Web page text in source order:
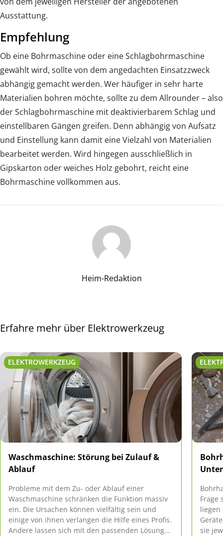
Ausstattung.
Empfehlung
Ob eine Bohrmaschine oder eine Schlagbohrmaschine
gewählt wird, sollte von dem angedachten Einsatzzweck
abhängig gemacht werden. Wer häufiger in sehr harte
Materialien bohren möchte, sollte zu dem Allrounder – also
der Schlagbohrmaschine mit deaktivierbarem Schlag und
einstellbaren Gängen greifen. Denn abhängig von Aufsatz
und Einstellung kann damit eine Vielzahl von Materialien
bearbeitet werden. Wird hingegen ausschließlich in
Gipskarton oder weiches Holz gebohrt, reicht eine
Bohrmaschine vollkommen aus.
Heim-Redaktion
Erfahre mehr über Elektrowerkzeug
ELEKTROWERKZEUG
Waschmaschine: Störung bei Zulauf &
Ablauf
Probleme mit dem Zu- oder Ablauf einer
Waschmaschine schränken die Funktion massiv
ein. Die Ursachen können vielfältig sein und
einige von ihnen verlangen die Hilfe eines Profis.
Andere lassen sich mit den passenden Lösungen
Frage
liegen
sie